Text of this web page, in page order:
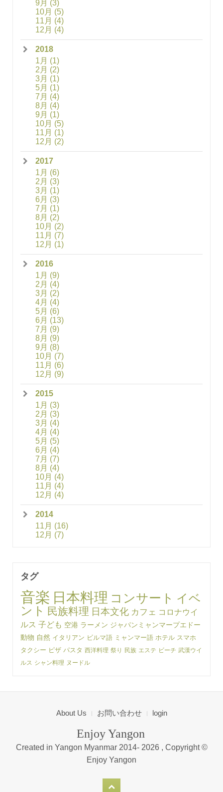
9月 (3)
10月 (5)
11月 (4)
12月 (4)
2018
1月 (1)
2月 (2)
3月 (1)
5月 (1)
7月 (4)
8月 (4)
9月 (1)
10月 (5)
11月 (1)
12月 (2)
2017
1月 (6)
2月 (3)
3月 (1)
6月 (3)
7月 (1)
8月 (2)
10月 (2)
11月 (7)
12月 (1)
2016
1月 (9)
2月 (4)
3月 (2)
4月 (4)
5月 (6)
6月 (13)
7月 (9)
8月 (9)
9月 (8)
10月 (7)
11月 (6)
12月 (9)
2015
1月 (3)
2月 (3)
3月 (4)
4月 (4)
5月 (5)
6月 (4)
7月 (7)
8月 (4)
10月 (4)
11月 (4)
12月 (4)
2014
11月 (16)
12月 (7)
タグ
音楽 日本料理 コンサート イベ
ント
民族料理 日本文化 カフェ コロナウイ
ルス 子ども 空港 ラーメン ジャパンミャンマープエドー
動物 自然 イタリアン ビルマ語 ミャンマー語 ホテル スマホ
タクシー ピザ パスタ 西洋料理 祭り 民族 エステ ビーチ 武漢ウイ
ルス シャン料理 ヌードル
About Us お問い合わせ login
Enjoy Yangon
Created in Yangon Myanmar 2014- 2026 , Copyright ©
Enjoy Yangon